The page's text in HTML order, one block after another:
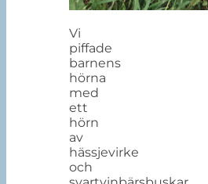
Vi
piffade
barnens
hörna
med
ett
hörn
av
hässjevirke
och